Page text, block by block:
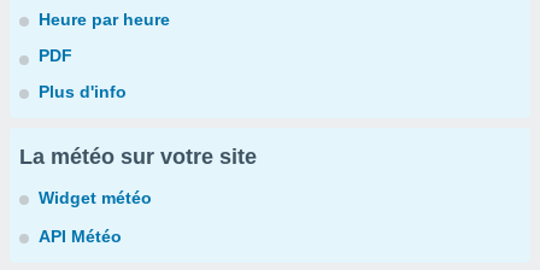
Heure par heure
PDF
Plus d'info
La météo sur votre site
Widget météo
API Météo